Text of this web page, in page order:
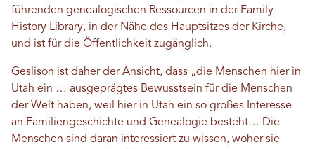
führenden genealogischen Ressourcen in der Family
History Library, in der Nähe des Hauptsitzes der Kirche,
und ist für die Öffentlichkeit zugänglich.
Geslison ist daher der Ansicht, dass „die Menschen hier in
Utah ein … ausgeprägtes Bewusstsein für die Menschen
der Welt haben, weil hier in Utah ein so großes Interesse
an Familiengeschichte und Genealogie besteht… Die
Menschen sind daran interessiert zu wissen, woher sie